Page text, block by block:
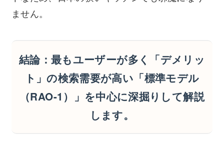
ません。
結論：最もユーザーが多く「デメリッ
ト」の検索需要が高い「標準モデル
（RAO-1）」を中心に深掘りして解説
します。